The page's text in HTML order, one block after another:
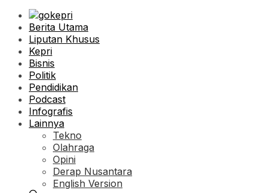
Berita Utama
Liputan Khusus
Kepri
Bisnis
Politik
Pendidikan
Podcast
Infografis
Lainnya
Tekno
Olahraga
Opini
Derap Nusantara
English Version